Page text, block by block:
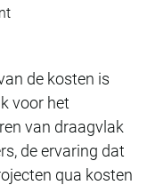
de kosten is
voor het
van draagvlak
de ervaring dat
qua kosten